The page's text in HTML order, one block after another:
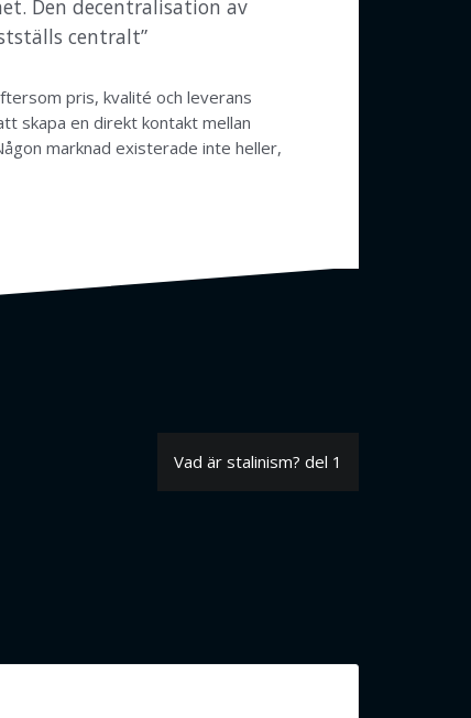
Den decentralisation av
centralt”
pris, kvalité och leverans
skapa en direkt kontakt mellan
marknad existerade inte heller,
Vad är stalinism? del 1